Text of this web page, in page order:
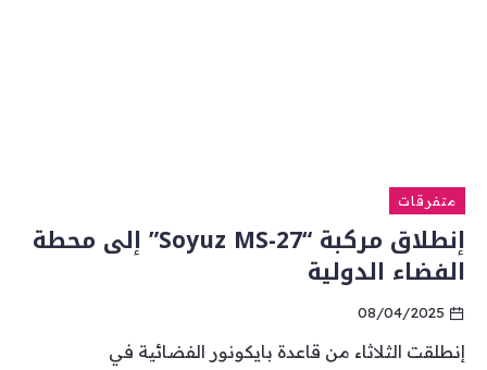
متفرقات
إنطلاق مركبة “Soyuz MS-27” إلى محطة
الفضاء الدولية
08/04/2025
إنطلقت الثلاثاء من قاعدة بايكونور الفضائية في